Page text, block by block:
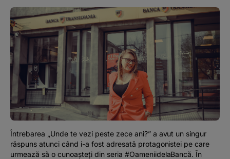
BT Pay
Evenimente
Podcast
The MacRO Zone
Pentru antreprenori
Întrebarea „Unde te vezi peste zece ani?” a avut un singur
răspuns atunci când i-a fost adresată protagonistei pe care
urmează să o cunoașteți din seria #OameniidelaBancă. În